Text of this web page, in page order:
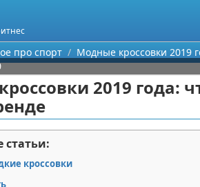
про спорт
Модные кроссовки 2019
2019
статьи:
кроссовки